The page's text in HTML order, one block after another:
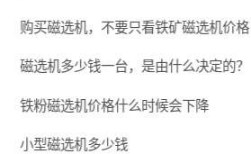
购买磁选机，不要只看铁矿磁选机价格
磁选机多少钱一台，是由什么决定的？
铁粉磁选机价格什么时候会下降
小型磁选机多少钱